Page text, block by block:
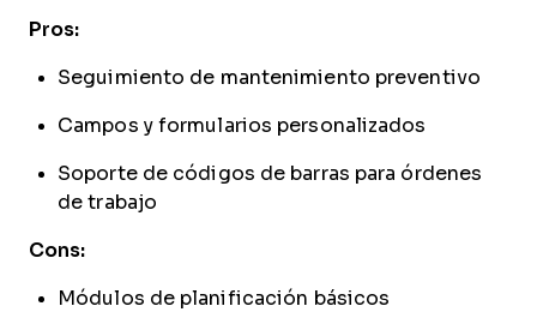
Pros:
Seguimiento de mantenimiento preventivo
Campos y formularios personalizados
Soporte de códigos de barras para órdenes
de trabajo
Cons:
Módulos de planificación básicos